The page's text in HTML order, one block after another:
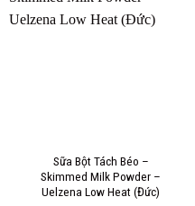
Sữa Bột Tách Béo –
Skimmed Milk Powder –
Uelzena Low Heat (Đức)